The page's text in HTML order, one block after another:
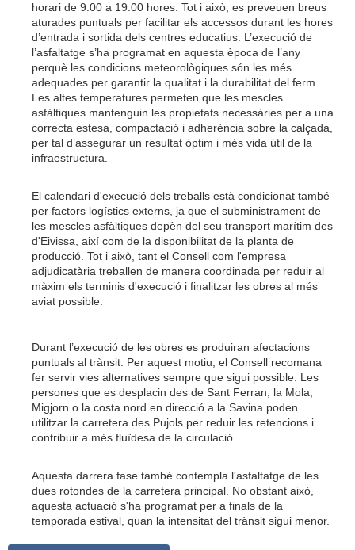
horari de 9.00 a 19.00 hores. Tot i això, es preveuen breus
aturades puntuals per facilitar els accessos durant les hores
d’entrada i sortida dels centres educatius. L’execució de
l’asfaltatge s’ha programat en aquesta època de l’any
perquè les condicions meteorològiques són les més
adequades per garantir la qualitat i la durabilitat del ferm.
Les altes temperatures permeten que les mescles
asfàltiques mantenguin les propietats necessàries per a una
correcta estesa, compactació i adherència sobre la calçada,
per tal d’assegurar un resultat òptim i més vida útil de la
infraestructura.
El calendari d'execució dels treballs està condicionat també
per factors logístics externs, ja que el subministrament de
les mescles asfàltiques depèn del seu transport marítim des
d'Eivissa, així com de la disponibilitat de la planta de
producció. Tot i això, tant el Consell com l'empresa
adjudicatària treballen de manera coordinada per reduir al
màxim els terminis d'execució i finalitzar les obres al més
aviat possible.
Durant l’execució de les obres es produiran afectacions
puntuals al trànsit. Per aquest motiu, el Consell recomana
fer servir vies alternatives sempre que sigui possible. Les
persones que es desplacin des de Sant Ferran, la Mola,
Migjorn o la costa nord en direcció a la Savina poden
utilitzar la carretera des Pujols per reduir les retencions i
contribuir a més fluïdesa de la circulació.
Aquesta darrera fase també contempla l'asfaltatge de les
dues rotondes de la carretera principal. No obstant això,
aquesta actuació s'ha programat per a finals de la
temporada estival, quan la intensitat del trànsit sigui menor.